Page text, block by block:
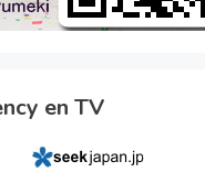
en TV